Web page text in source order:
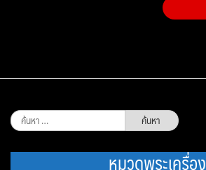
ค้นหา
สำหรับ:
หมวดพระเครื่อง